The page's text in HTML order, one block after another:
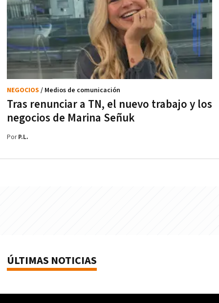
Tras renunciar a TN, el nuevo trabajo y los
negocios de Marina Señuk
NEGOCIOS / Medios de comunicación
PorP.L.
ÚLTIMAS NOTICIAS